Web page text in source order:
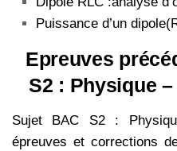
Puissance d’un
Epreuves
S2 : Physique
Sujet BAC S2 :
épreuves et corrections